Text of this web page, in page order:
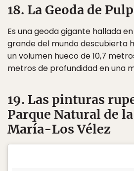
18. La Geoda de
Es una geoda gigante hallada en
grande del mundo descubierta
un volumen hueco de 10,7
metros de profundidad en una
19. Las pinturas
Parque Natural de
María-Los Vélez